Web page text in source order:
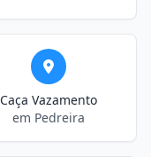
Caça Vazamento
em Pedreira